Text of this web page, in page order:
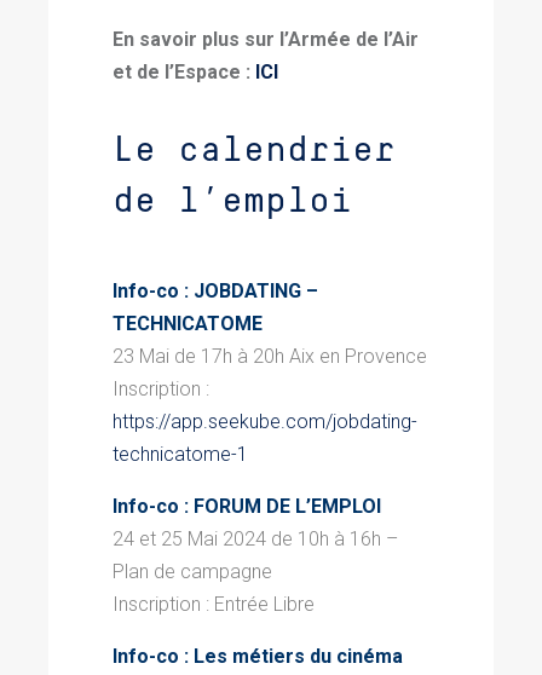
En savoir plus sur l’Armée de l’Air
et de l’Espace : ICI
Le calendrier
de l’emploi
Info-co : JOBDATING –
TECHNICATOME
23 Mai de 17h à 20h Aix en Provence
Inscription :
https://app.seekube.com/jobdating-
technicatome-1
Info-co : FORUM DE L’EMPLOI
24 et 25 Mai 2024 de 10h à 16h –
Plan de campagne
Inscription : Entrée Libre
Info-co : Les métiers du cinéma